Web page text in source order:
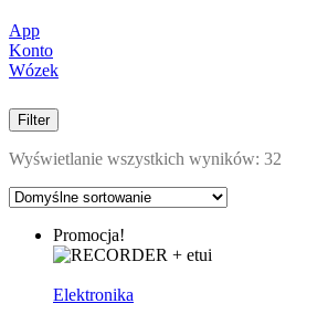
App
Konto
Wózek
Filter
Wyświetlanie wszystkich wyników: 32
Promocja!
Elektronika